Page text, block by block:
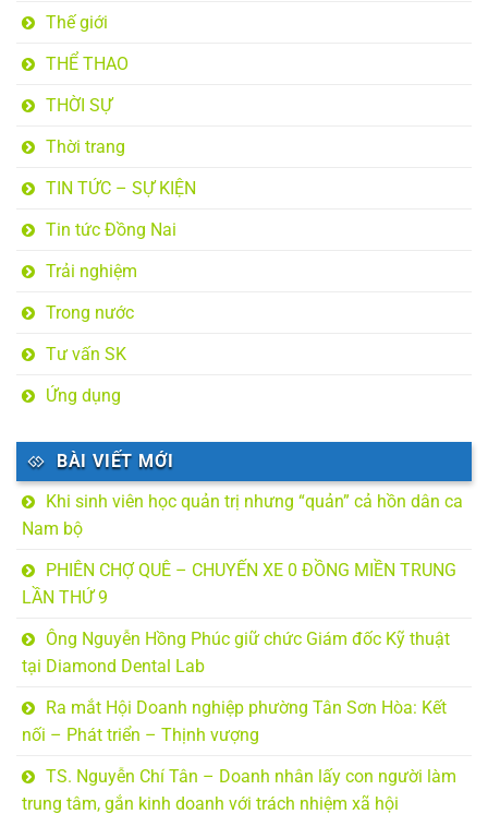
Thế giới
THỂ THAO
THỜI SỰ
Thời trang
TIN TỨC – SỰ KIỆN
Tin tức Đồng Nai
Trải nghiệm
Trong nước
Tư vấn SK
Ứng dụng
BÀI VIẾT MỚI
Khi sinh viên học quản trị nhưng “quản” cả hồn dân ca
Nam bộ
PHIÊN CHỢ QUÊ – CHUYẾN XE 0 ĐỒNG MIỀN TRUNG
LẦN THỨ 9
Ông Nguyễn Hồng Phúc giữ chức Giám đốc Kỹ thuật
tại Diamond Dental Lab
Ra mắt Hội Doanh nghiệp phường Tân Sơn Hòa: Kết
nối – Phát triển – Thịnh vượng
TS. Nguyễn Chí Tân – Doanh nhân lấy con người làm
trung tâm, gắn kinh doanh với trách nhiệm xã hội